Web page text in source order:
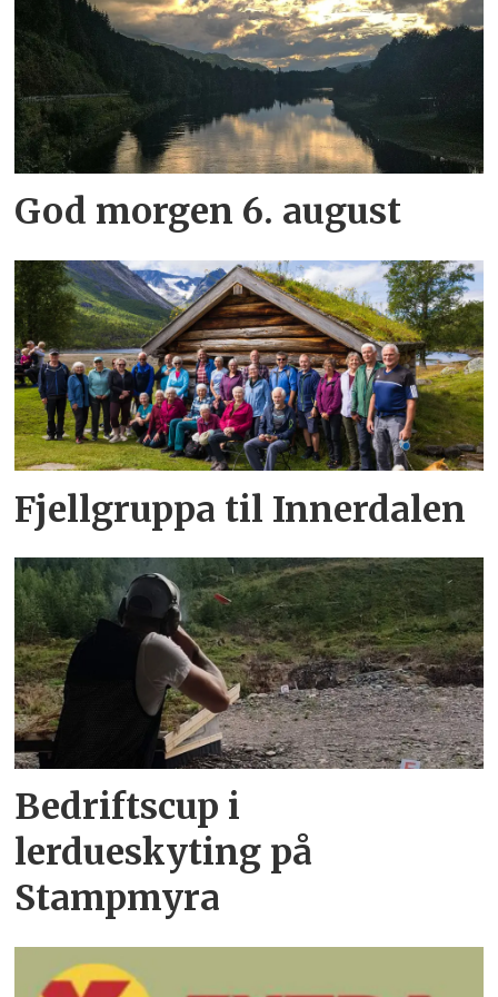
God morgen 6. august
Fjellgruppa til Innerdalen
Bedriftscup i
lerdueskyting på
Stampmyra